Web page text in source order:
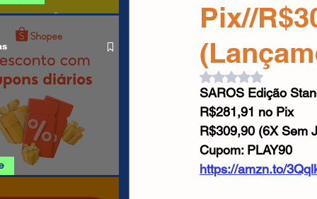
PROMOÇÕES
LIVRE
Pix//
Avaliado com NaN
SAROS Edição
R$281,91 no Pix
R$309,90 (6X Sem
Cupom: PLAY90
https://amzn.to/